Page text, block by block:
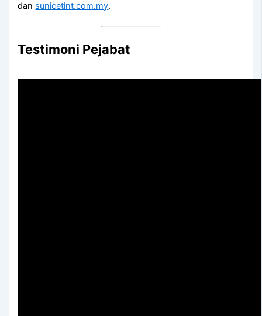
dan sunicetint.com.my.
Testimoni Pejabat